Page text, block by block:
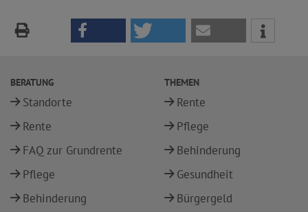
BERATUNG
Standorte
Rente
FAQ zur Grundrente
Pflege
Behinderung
THEMEN
Rente
Pflege
Behinderung
Gesundheit
Bürgergeld